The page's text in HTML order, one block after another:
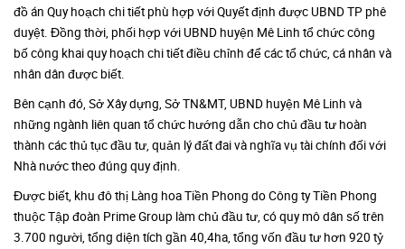
đồ án Quy hoạch chi tiết phù hợp với Quyết định được UBND TP phê
duyệt. Đồng thời, phối hợp với UBND huyện Mê Linh tổ chức công
bố công khai quy hoạch chi tiết điều chỉnh để các tổ chức, cá nhân và
nhân dân được biết.
Bên cạnh đó, Sở Xây dựng, Sở TN&MT, UBND huyện Mê Linh và
những ngành liên quan tổ chức hướng dẫn cho chủ đầu tư hoàn
thành các thủ tục đầu tư, quản lý đất đai và nghĩa vụ tài chính đối với
Nhà nước theo đúng quy định.
Được biết, khu đô thị Làng hoa Tiền Phong do Công ty Tiền Phong
thuộc Tập đoàn Prime Group làm chủ đầu tư, có quy mô dân số trên
3.700 người, tổng diện tích gần 40,4ha, tổng vốn đầu tư hơn 920 tỷ